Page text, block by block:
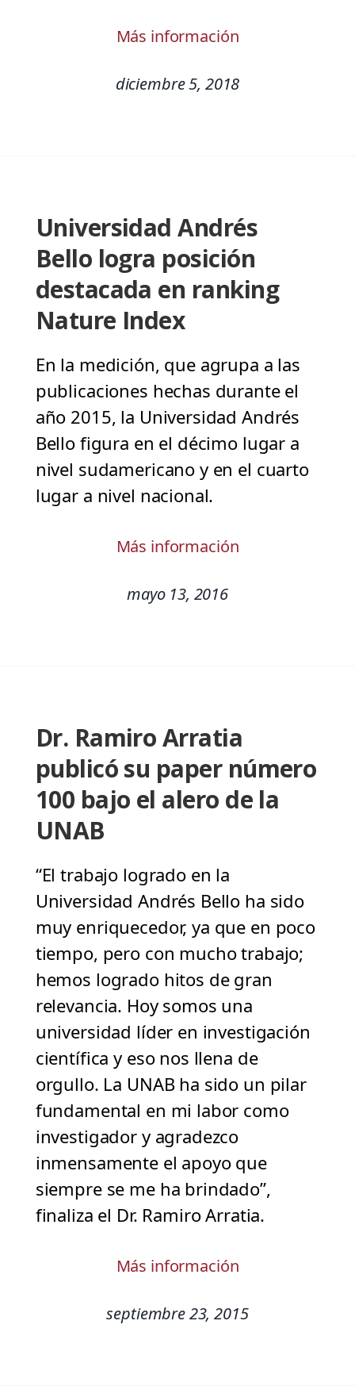
Más información
diciembre 5, 2018
Universidad Andrés
Bello logra posición
destacada en ranking
Nature Index
En la medición, que agrupa a las
publicaciones hechas durante el
año 2015, la Universidad Andrés
Bello figura en el décimo lugar a
nivel sudamericano y en el cuarto
lugar a nivel nacional.
Más información
mayo 13, 2016
Dr. Ramiro Arratia
publicó su paper número
100 bajo el alero de la
UNAB
“El trabajo logrado en la
Universidad Andrés Bello ha sido
muy enriquecedor, ya que en poco
tiempo, pero con mucho trabajo;
hemos logrado hitos de gran
relevancia. Hoy somos una
universidad líder en investigación
científica y eso nos llena de
orgullo. La UNAB ha sido un pilar
fundamental en mi labor como
investigador y agradezco
inmensamente el apoyo que
siempre se me ha brindado”,
finaliza el Dr. Ramiro Arratia.
Más información
septiembre 23, 2015